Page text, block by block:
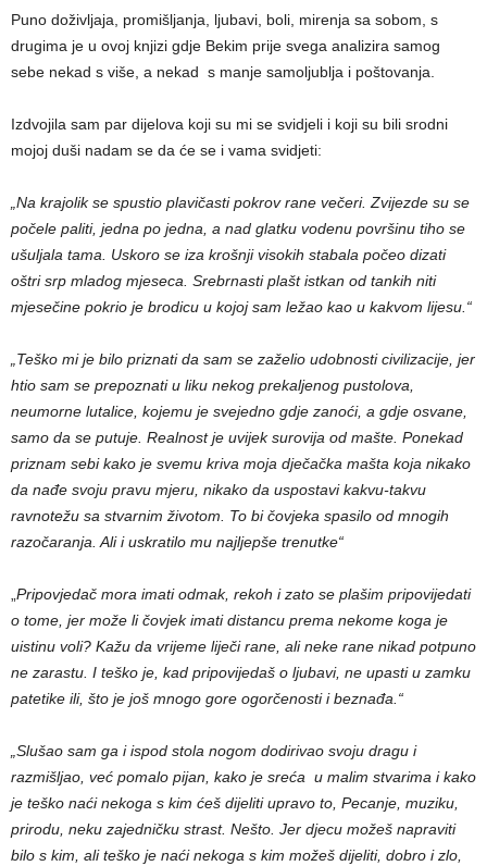
Puno doživljaja, promišljanja, ljubavi, boli, mirenja sa sobom, s
drugima je u ovoj knjizi gdje Bekim prije svega analizira samog
sebe nekad s više, a nekad s manje samoljublja i poštovanja.
Izdvojila sam par dijelova koji su mi se svidjeli i koji su bili srodni
mojoj duši nadam se da će se i vama svidjeti:
„Na krajolik se spustio plavičasti pokrov rane večeri. Zvijezde su se
počele paliti, jedna po jedna, a nad glatku vodenu površinu tiho se
ušuljala tama. Uskoro se iza krošnji visokih stabala počeo dizati
oštri srp mladog mjeseca. Srebrnasti plašt istkan od tankih niti
mjesečine pokrio je brodicu u kojoj sam ležao kao u kakvom lijesu.“
„Teško mi je bilo priznati da sam se zaželio udobnosti civilizacije, jer
htio sam se prepoznati u liku nekog prekaljenog pustolova,
neumorne lutalice, kojemu je svejedno gdje zanoći, a gdje osvane,
samo da se putuje. Realnost je uvijek surovija od mašte. Ponekad
priznam sebi kako je svemu kriva moja dječačka mašta koja nikako
da nađe svoju pravu mjeru, nikako da uspostavi kakvu-takvu
ravnotežu sa stvarnim životom. To bi čovjeka spasilo od mnogih
razočaranja. Ali i uskratilo mu najljepše trenutke“
Pripovjedač mora imati odmak, rekoh i zato se plašim pripovijedati
o tome, jer može li čovjek imati distancu prema nekome koga je
uistinu voli? Kažu da vrijeme liječi rane, ali neke rane nikad potpuno
ne zarastu. I teško je, kad pripovijedaš o ljubavi, ne upasti u zamku
patetike ili, što je još mnogo gore ogorčenosti i beznađa.“
„Slušao sam ga i ispod stola nogom dodirivao svoju dragu i
razmišljao, već pomalo pijan, kako je sreća u malim stvarima i kako
je teško naći nekoga s kim ćeš dijeliti upravo to, Pecanje, muziku,
prirodu, neku zajedničku strast. Nešto. Jer djecu možeš napraviti
bilo s kim, ali teško je naći nekoga s kim možeš dijeliti, dobro i zlo,